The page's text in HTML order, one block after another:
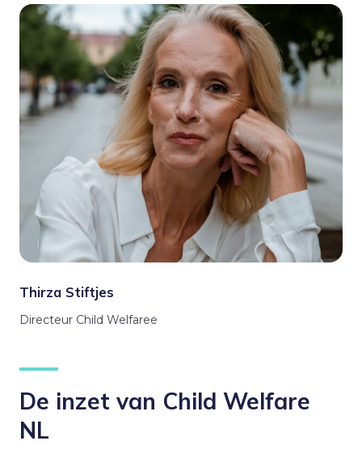
Thirza Stiftjes
Directeur Child Welfaree
De inzet van Child Welfare
NL